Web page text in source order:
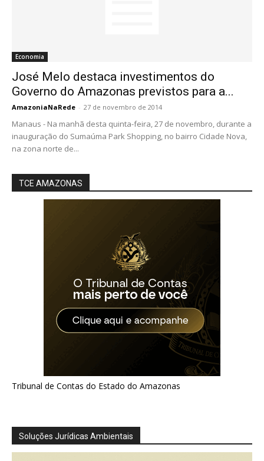
Economia
José Melo destaca investimentos do
Governo do Amazonas previstos para a...
AmazoniaNaRede - 27 de novembro de 2014
Manaus - Na manhã desta quinta-feira, 27 de novembro, durante a
inauguração do Sumaúma Park Shopping, no bairro Cidade Nova,
na zona norte de...
TCE AMAZONAS
Tribunal de Contas do Estado do Amazonas
Soluções Jurídicas Ambientais